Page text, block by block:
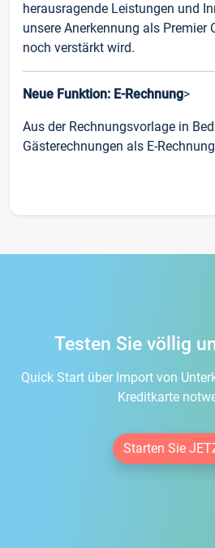
herausragende Leistungen und
unsere Anerkennung als Premier
noch verstärkt wird.
Neue Funktion: E-Rechnung>
Aus der Rechnungsvorlage in
Gästerechnungen als E-
Testen Sie völlig
Quick Start über Import von
Kreditkarte
Starten Sie